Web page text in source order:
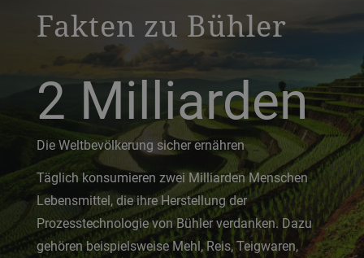
Fakten zu Bühler
2 Milliarden
Die Weltbevölkerung sicher ernähren
Täglich konsumieren zwei Milliarden Menschen
Lebensmittel, die ihre Herstellung der
Prozesstechnologie von Bühler verdanken. Dazu
gehören beispielsweise Mehl, Reis, Teigwaren,